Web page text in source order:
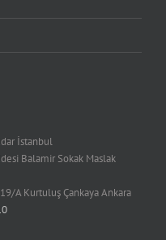
İstanbul
Balamir Sokak Maslak
A Kurtuluş Çankaya Ankara